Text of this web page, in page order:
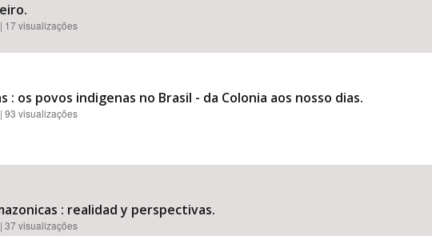
| 17 visualizações
os povos indigenas no Brasil - da Colonia aos nosso dias.
| 93 visualizações
: realidad y perspectivas.
| 37 visualizações